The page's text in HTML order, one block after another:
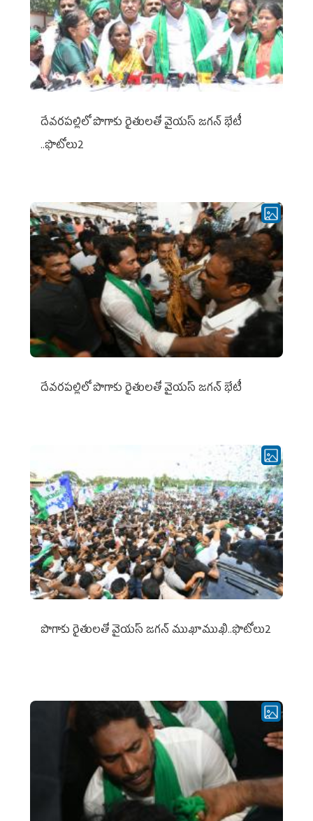
దేవరపల్లిలో పొగాకు రైతులతో వైయస్ జగన్ భేటీ
..ఫొటోలు2
దేవరపల్లిలో పొగాకు రైతులతో వైయస్ జగన్ భేటీ
పొగాకు రైతుల‌తో వైయ‌స్ జ‌గ‌న్ ముఖాముఖి..ఫొటోలు2